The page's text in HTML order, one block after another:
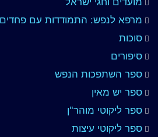
מרפא לנפש: התמודדות עם פחדים
סוכות
סיפורים
ספר השתפכות הנפש
ספר יש מאין
ספר ליקוטי מוהר"ן
ספר ליקוטי עיצות